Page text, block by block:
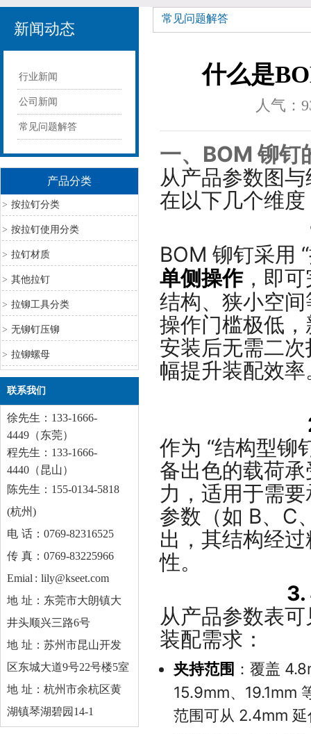
新闻动态
行业新闻
公司新闻
常见问题解答
产品分类
> 按拉钉分类
> 按拉钉使用分类
> 拉钉材质
> 其他拉钉
> 拉铆工具分类
> 无铆钉压铆
> 拉铆螺母
联系我们
徐先生：133-1666-
4449（东莞）
程先生：133-1666-
4440（昆山）
陈先生：155-0134-5818
(杭州)
电 话：0769-82316525
传 真：0769-83225966
Emial : lily@kseet.com
地 址：东莞市大朗镇大
井头顺兴三路6号
地 址：苏州市昆山开发
区东城大道9号22号楼5室
地 址：杭州市余杭区黄
湖镇琴湖碧园14-1
常见问题解答
什么是
人气：
一、BOM 铆钉
从产品参数图
在以下几个维度
BOM 铆钉采用
单侧操作，即
结构、狭小空间
操作门槛极低
安装后无需二
幅提升装配效率
作为 “结构型铆
备出色的载荷
力，适用于需
参数（如 B、C
出，其结构经
性。
3.
从产品参数表
装配需求：
夹持范围 ：覆盖
15.9mm、19.1mm
范围可从 2.4mm